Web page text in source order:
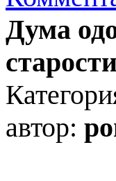
Дума
старости
автор: